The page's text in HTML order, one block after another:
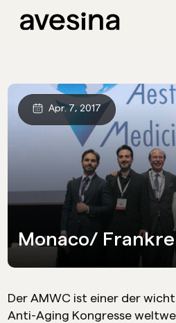
Monaco/
Apr. 7, 2017
Der AMWC ist einer der
Anti-Aging Kongresse